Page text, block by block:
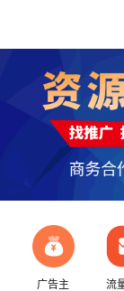
广告主 流